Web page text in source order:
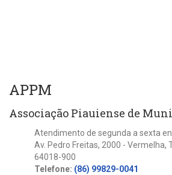
APPM
Associação Piauiense de
Atendimento de segunda a sexta
Av. Pedro Freitas, 2000 - Vermelha,
64018-900
Telefone: (86) 99829-0041